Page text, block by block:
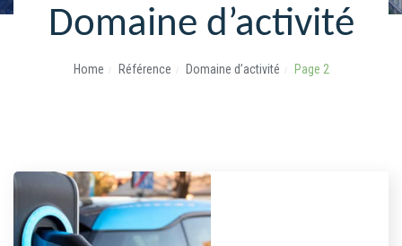
Domaine d’activité
Home Référence Domaine d’activité Page 2